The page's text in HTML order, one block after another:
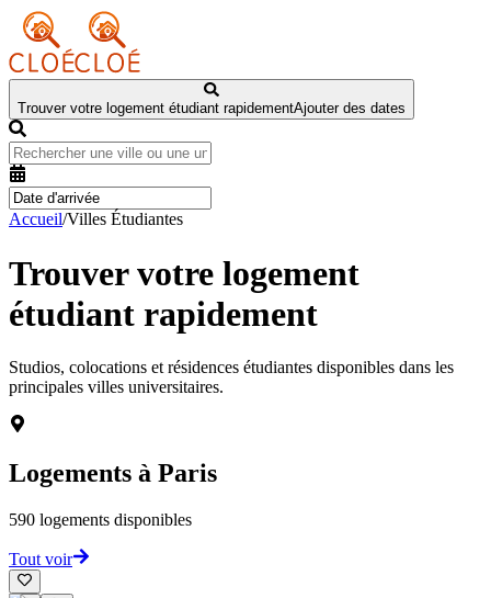
Trouver votre logement étudiant rapidementAjouter des dates
Accueil/Villes Étudiantes
Trouver votre logement
étudiant rapidement
Studios, colocations et résidences étudiantes disponibles dans les
principales villes universitaires.
Logements à Paris
590 logements disponibles
Tout voir